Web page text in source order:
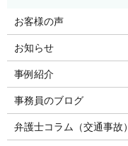
お客様の声
お知らせ
事例紹介
事務員のブログ
弁護士コラム（交通事故）